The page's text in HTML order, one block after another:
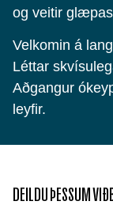
og veitir
Velkomin á
Léttar
Aðgangur
leyfir.
DEILDU ÞESSUM